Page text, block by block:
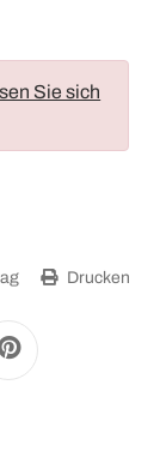
Sie sich
Drucken